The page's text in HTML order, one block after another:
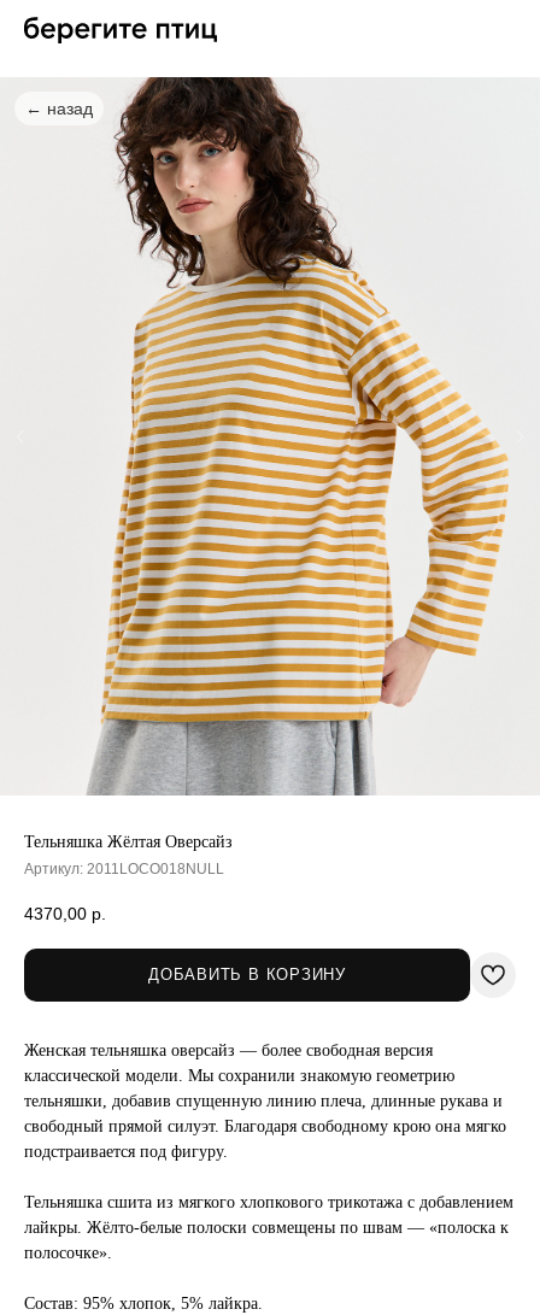
← назад
Тельняшка Жёлтая Оверсайз
Артикул: 2011LOCO018NULL
4370,00 р.
ДОБАВИТЬ В КОРЗИНУ
Женская тельняшка оверсайз — более свободная версия
классической модели. Мы сохранили знакомую геометрию
тельняшки, добавив спущенную линию плеча, длинные рукава и
свободный прямой силуэт. Благодаря свободному крою она мягко
подстраивается под фигуру.
Тельняшка сшита из мягкого хлопкового трикотажа с добавлением
лайкры. Жёлто-белые полоски совмещены по швам — «полоска к
полосочке».
Состав: 95% хлопок, 5% лайкра.